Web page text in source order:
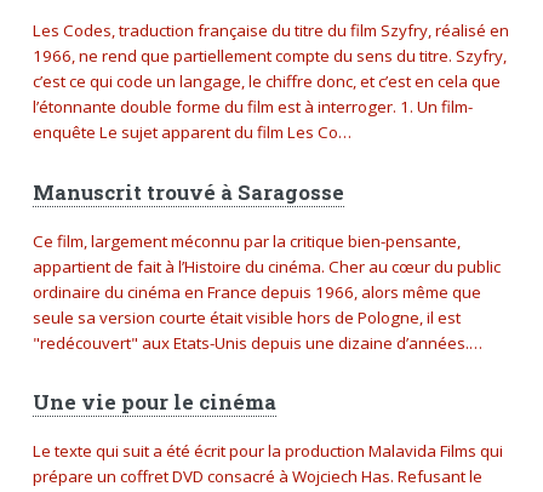
Les Codes, traduction française du titre du film Szyfry, réalisé en
1966, ne rend que partiellement compte du sens du titre. Szyfry,
c’est ce qui code un langage, le chiffre donc, et c’est en cela que
l’étonnante double forme du film est à interroger. 1. Un film-
enquête Le sujet apparent du film Les Co…
Manuscrit trouvé à Saragosse
Ce film, largement méconnu par la critique bien-pensante,
appartient de fait à l’Histoire du cinéma. Cher au cœur du public
ordinaire du cinéma en France depuis 1966, alors même que
seule sa version courte était visible hors de Pologne, il est
"redécouvert" aux Etats-Unis depuis une dizaine d’années.…
Une vie pour le cinéma
Le texte qui suit a été écrit pour la production Malavida Films qui
prépare un coffret DVD consacré à Wojciech Has. Refusant le